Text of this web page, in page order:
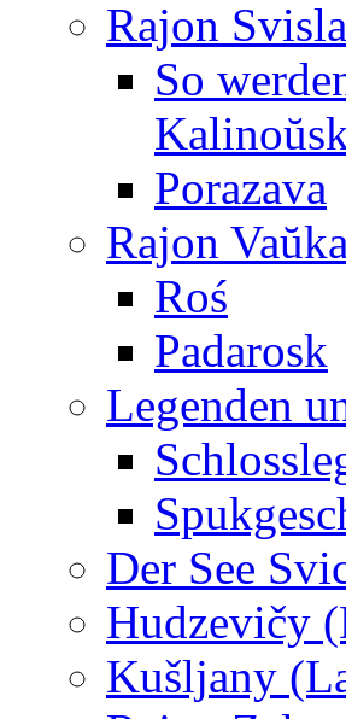
Rajon
So
Porazava
Rajon
Roś
Padarosk
Legenden
Der See
Hudzevičy
Kušljany